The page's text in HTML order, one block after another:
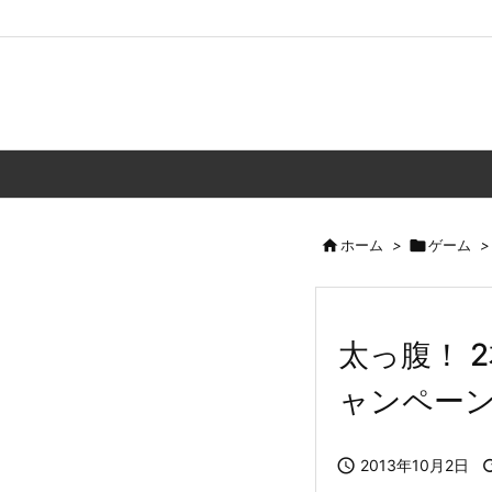
ホーム > ゲーム >
太っ腹！
ャンペー
 2013年10月2日